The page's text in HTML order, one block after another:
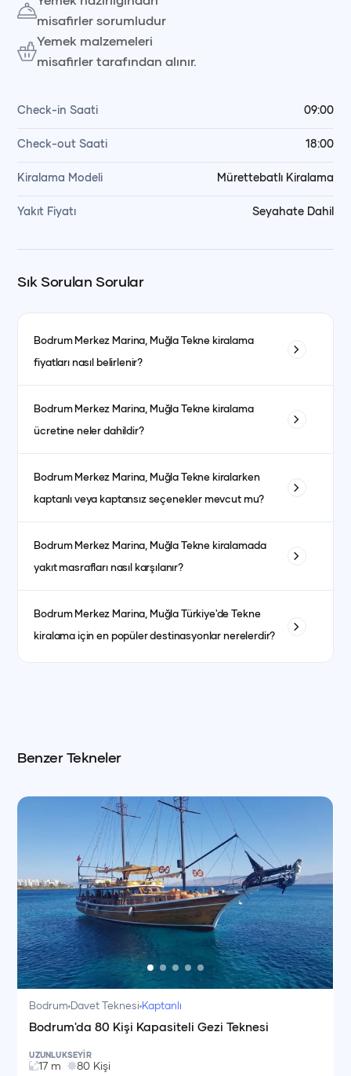
durumunda mutfak ve bar kullanımı için
hizmet bedeli uygulanır. Ayrıca toplam gemi kira
✨ Neden Bizi Tercih Etmelisiniz?
Stabilizatör Teknolojisi:
veya düğünleriniz için görsel kataloğumuzdaki
dekorasyona kadar her detayda profesyonel
çözüm ortaklığı.
misafirler sorumludur
Yemek malzemeleri
misafirler tarafından alınır.
Check-in Saati 09:00
Check-out Saati 18:00
Kiralama Modeli Mürettebatlı Kiralama
Yakıt Fiyatı Seyahate Dahil
Sık Sorulan Sorular
Bodrum Merkez Marina, MuğlaTekne kiralama
fiyatları nasıl belirlenir?
ve bulunduğu bölgeye göre değişiklik gösterir. Ayrıca sezon
dönemleri de fiyatları etkiler. Yüksek sezonda fiyatlar daha
yüksek olurken, düşük sezonda daha avantajlı fiyatlarla
kiralama yapmak mümkündür.
Bodrum Merkez Marina, MuğlaTekne kiralama
ücretine neler dahildir?
garson, yakıt, son temizlik ve limandan alma-bırakma
hizmetleri dahildir. Kumanya (yiyecek, içecek ve
atıştırmalıklar) ise fiyata dahil olmayıp misafirlerin tercihine
göre ayrıca planlanır.
Bodrum Merkez Marina, MuğlaTekne kiralarken
kaptanlı veya kaptansız seçenekler mevcut mu?
bulunmaktadır. Kaptansız kiralama için yeterli denizcilik
tecrübesine sahip olmanız gerekmektedir.
Bodrum Merkez Marina, MuğlaTekne kiralamada
yakıt masrafları nasıl karşılanır?
teknelerde fiyat ayrı olabilmektedir. her teknenin ilan detay
kısmında görebilirsiniz.
Bodrum Merkez Marina, MuğlaTürkiye'de Tekne
kiralama için en popüler destinasyonlar nerelerdir?
Benzer Tekneler
Bodrum Davet Teknesi Kaptanlı
Bodrum'da 80 Kişi Kapasiteli Gezi Teknesi
UZUNLUK
17 m
SEYİR
80 Kişi